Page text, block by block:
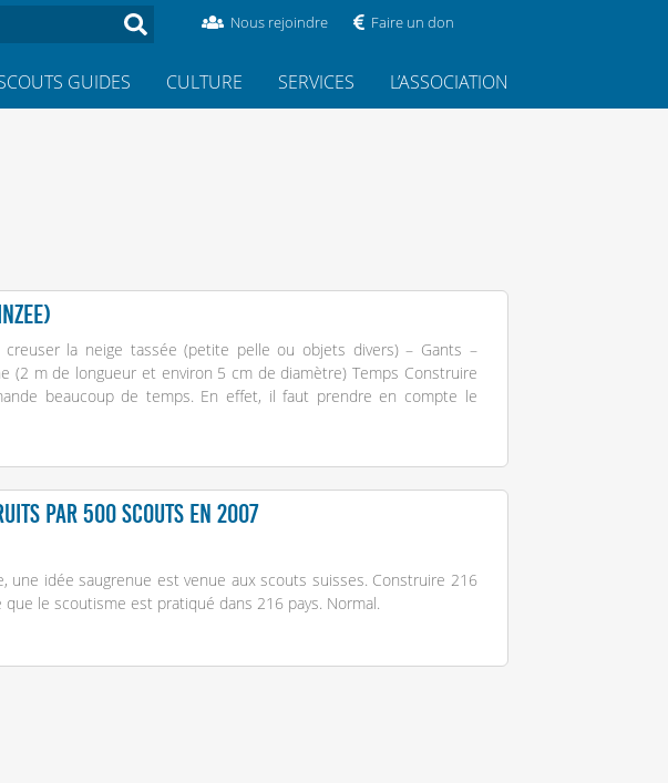
Nous rejoindre Faire un don
GUIDES CULTURE SERVICES L’ASSOCIATION
la neige tassée (petite pelle ou objets divers) – Gants –
(2 m de longueur et environ 5 cm de diamètre) Temps Construire
beaucoup de temps. En effet, il faut prendre en compte le
par 500 scouts en 2007
une idée saugrenue est venue aux scouts suisses. Construire 216
que le scoutisme est pratiqué dans 216 pays. Normal.